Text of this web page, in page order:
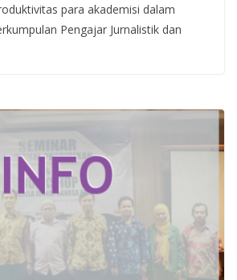
para akademisi dalam
Pengajar Jurnalistik dan